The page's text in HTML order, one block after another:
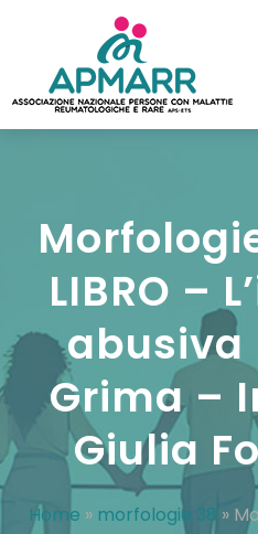
LIBRO –
abusiva
Grima –
Giulia
Home » morfologie 38 »